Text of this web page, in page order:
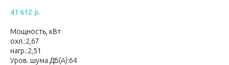
41 612 р.
Мощность, кВт
охл.:2,67
нагр.:2,51
Уров. шума ДБ(A):64